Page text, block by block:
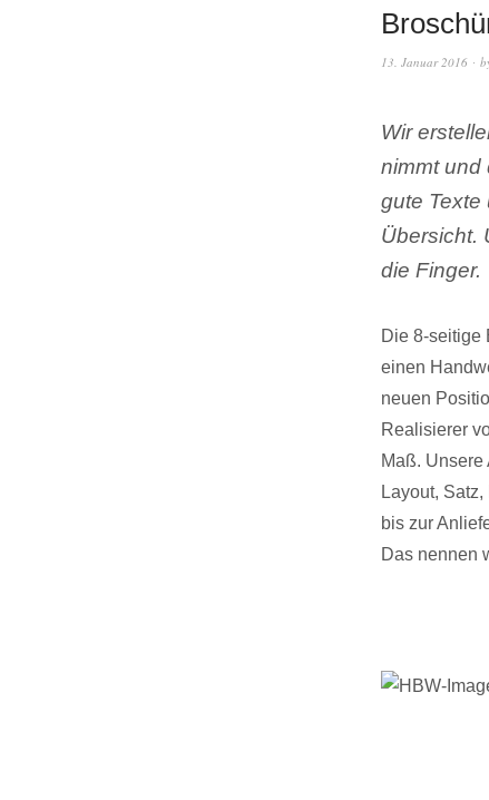
13. Januar 2016
Wir
nimmt und
gute Texte
Übersicht.
die Finger.
Die 8-seitige
einen
neuen
Realisierer
Maß. Unsere
Layout,
bis zur
Das nennen